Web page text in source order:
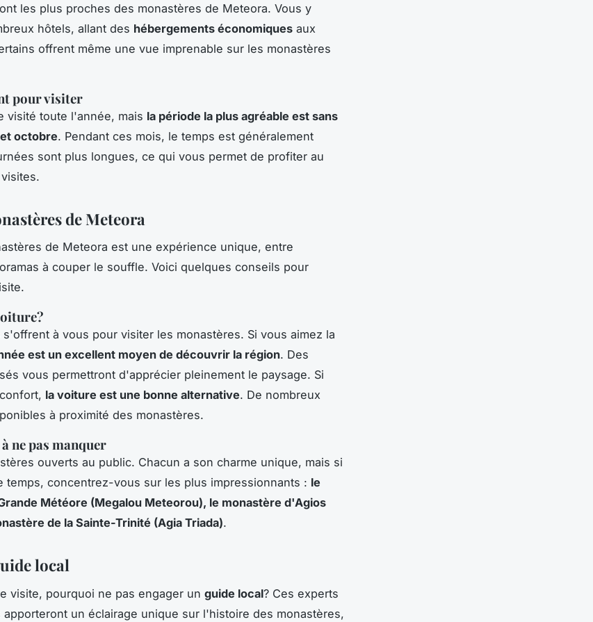
les plus proches des monastères de Meteora. Vous y
hôtels, allant des hébergements économiques aux
offrent même une vue imprenable sur les monastères
pour visiter
visité toute l'année, mais la période la plus agréable est sans
octobre. Pendant ces mois, le temps est généralement
sont plus longues, ce qui vous permet de profiter au
de Meteora
de Meteora est une expérience unique, entre
à couper le souffle. Voici quelques conseils pour
à vous pour visiter les monastères. Si vous aimez la
est un excellent moyen de découvrir la région. Des
vous permettront d'apprécier pleinement le paysage. Si
la voiture est une bonne alternative. De nombreux
à proximité des monastères.
ne pas manquer
ouverts au public. Chacun a son charme unique, mais si
temps, concentrez-vous sur les plus impressionnants : le
Météore (Megalou Meteorou), le monastère d'Agios
de la Sainte-Trinité (Agia Triada).
local
visite, pourquoi ne pas engager un guide local? Ces experts
un éclairage unique sur l'histoire des monastères,